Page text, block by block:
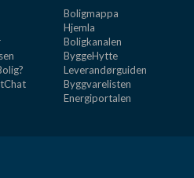
Boligmappa
Hjemla
Boligkanalen
ByggeHytte
Leverandørguiden
Byggvarelisten
Energiportalen